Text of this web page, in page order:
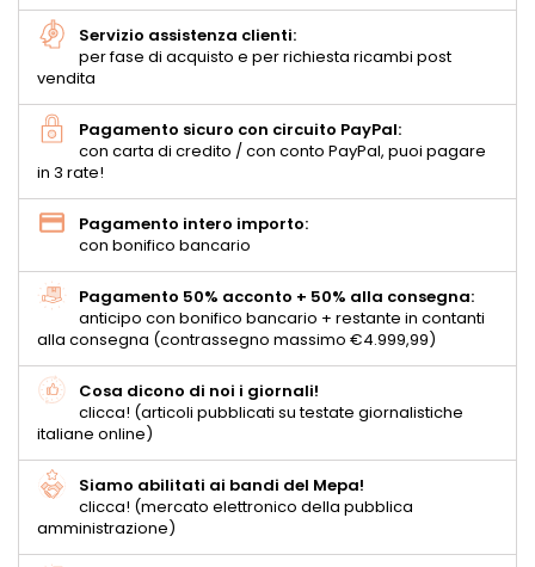
Servizio assistenza clienti:
per fase di acquisto e per richiesta ricambi post
vendita
Pagamento sicuro con circuito PayPal:
con carta di credito / con conto PayPal, puoi pagare
in 3 rate!
Pagamento intero importo:
con bonifico bancario
Pagamento 50% acconto + 50% alla consegna:
anticipo con bonifico bancario + restante in contanti
alla consegna (contrassegno massimo €4.999,99)
Cosa dicono di noi i giornali!
clicca! (articoli pubblicati su testate giornalistiche
italiane online)
Siamo abilitati ai bandi del Mepa!
clicca! (mercato elettronico della pubblica
amministrazione)